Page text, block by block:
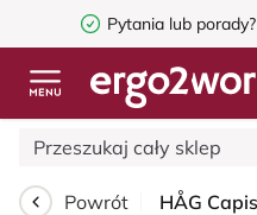
Pytania lub porady?
Powrót